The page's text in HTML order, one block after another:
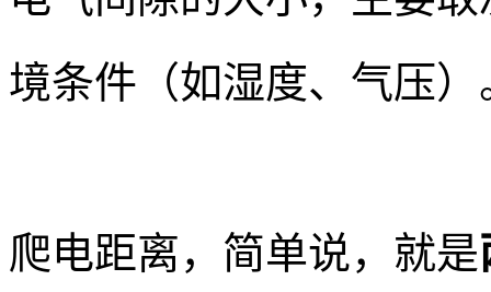
境条件（如湿度、气压）
爬电距离，简单说，就是